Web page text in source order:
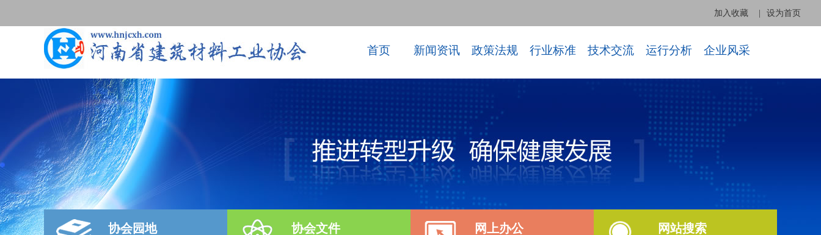
加入收藏 设为首页
首页 新闻资讯 政策法规 行业标准 技术交流 运行分析 企业风采
协会园地 协会文件 网上办公 网站搜索